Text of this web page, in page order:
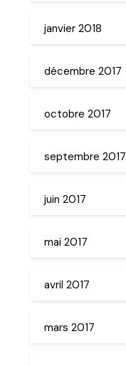
janvier 2018
décembre 2017
octobre 2017
septembre 2017
juin 2017
mai 2017
avril 2017
mars 2017